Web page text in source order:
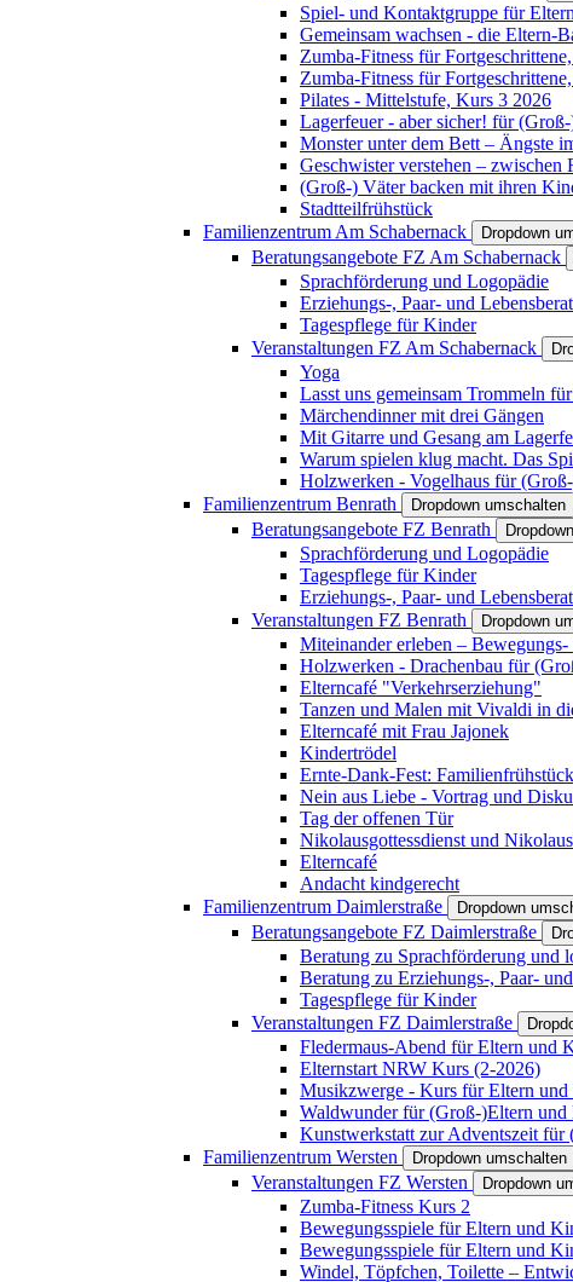
Spiel- und Kontaktgruppe für
Gemeinsam wachsen - die Eltern-
Zumba-Fitness für
Zumba-Fitness für
Pilates - Mittelstufe, Kurs 3 2026
Lagerfeuer - aber sicher! für
Monster unter dem Bett – Ängste
Geschwister verstehen –
(Groß-) Väter backen mit ihren
Stadtteilfrühstück
Familienzentrum Am Schabernack
Dropdown
Beratungsangebote FZ Am Schabernack
Sprachförderung und Logopädie
Erziehungs-, Paar- und
Tagespflege für Kinder
Veranstaltungen FZ Am Schabernack
Yoga
Lasst uns gemeinsam Trommeln
Märchendinner mit drei Gängen
Mit Gitarre und Gesang am
Warum spielen klug macht. Das
Holzwerken - Vogelhaus für
Familienzentrum Benrath
Dropdown umschalten
Beratungsangebote FZ Benrath
Sprachförderung und Logopädie
Tagespflege für Kinder
Erziehungs-, Paar- und
Veranstaltungen FZ Benrath
Dropdown
Miteinander erleben –
Holzwerken - Drachenbau für
Elterncafé "Verkehrserziehung"
Tanzen und Malen mit Vivaldi in
Elterncafé mit Frau Jajonek
Kindertrödel
Ernte-Dank-Fest:
Nein aus Liebe - Vortrag und
Tag der offenen Tür
Nikolausgottessdienst und
Elterncafé
Andacht kindgerecht
Familienzentrum Daimlerstraße
Dropdown
Beratungsangebote FZ Daimlerstraße
Beratung zu Sprachförderung und
Beratung zu Erziehungs-, Paar-
Tagespflege für Kinder
Veranstaltungen FZ Daimlerstraße
Fledermaus-Abend für Eltern und
Elternstart NRW Kurs (2-2026)
Musikzwerge - Kurs für Eltern
Waldwunder für (Groß-)Eltern und
Kunstwerkstatt zur Adventszeit
Familienzentrum Wersten
Dropdown umschalten
Veranstaltungen FZ Wersten Dropdown
Zumba-Fitness Kurs 2
Bewegungsspiele für Eltern und
Bewegungsspiele für Eltern und
Windel, Töpfchen, Toilette –